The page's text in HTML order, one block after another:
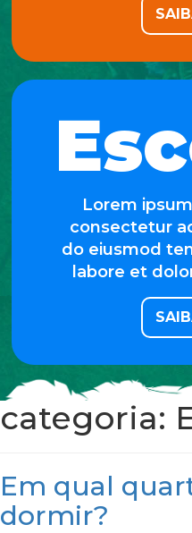
Lorem
consectetur
do eiusmod
labore et
categoria:
Em qual
dormir?